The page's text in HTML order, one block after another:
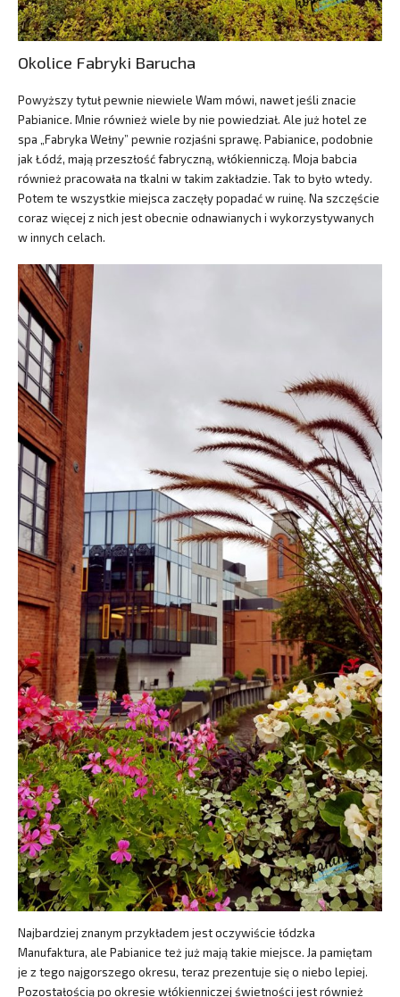
Okolice Fabryki Barucha
Powyższy tytuł pewnie niewiele Wam mówi, nawet jeśli znacie
Pabianice. Mnie również wiele by nie powiedział. Ale już hotel ze
spa „Fabryka Wełny” pewnie rozjaśni sprawę. Pabianice, podobnie
jak Łódź, mają przeszłość fabryczną, włókienniczą. Moja babcia
również pracowała na tkalni w takim zakładzie. Tak to było wtedy.
Potem te wszystkie miejsca zaczęły popadać w ruinę. Na szczęście
coraz więcej z nich jest obecnie odnawianych i wykorzystywanych
w innych celach.
Najbardziej znanym przykładem jest oczywiście łódzka
Manufaktura, ale Pabianice też już mają takie miejsce. Ja pamiętam
je z tego najgorszego okresu, teraz prezentuje się o niebo lepiej.
Pozostałością po okresie włókienniczej świetności jest również